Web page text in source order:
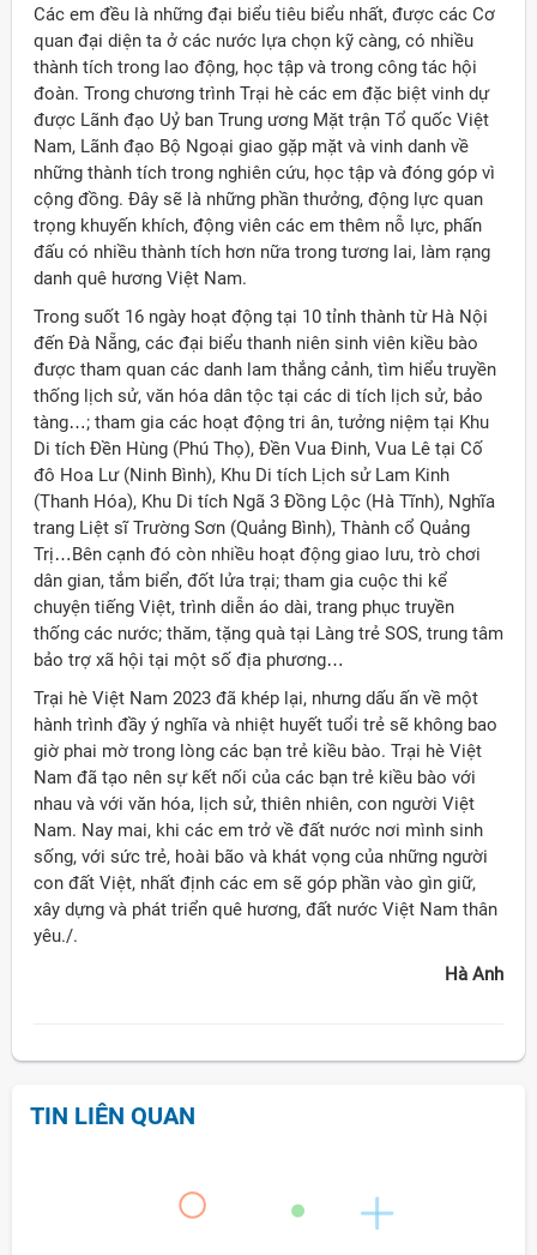
Các em đều là những đại biểu tiêu biểu nhất, được các Cơ
quan đại diện ta ở các nước lựa chọn kỹ càng, có nhiều
thành tích trong lao động, học tập và trong công tác hội
đoàn. Trong chương trình Trại hè các em đặc biệt vinh dự
được Lãnh đạo Uỷ ban Trung ương Mặt trận Tổ quốc Việt
Nam, Lãnh đạo Bộ Ngoại giao gặp mặt và vinh danh về
những thành tích trong nghiên cứu, học tập và đóng góp vì
cộng đồng. Đây sẽ là những phần thưởng, động lực quan
trọng khuyến khích, động viên các em thêm nỗ lực, phấn
đấu có nhiều thành tích hơn nữa trong tương lai, làm rạng
danh quê hương Việt Nam.
Trong suốt 16 ngày hoạt động tại 10 tỉnh thành từ Hà Nội
đến Đà Nẵng, các đại biểu thanh niên sinh viên kiều bào
được tham quan các danh lam thắng cảnh, tìm hiểu truyền
thống lịch sử, văn hóa dân tộc tại các di tích lịch sử, bảo
tàng…; tham gia các hoạt động tri ân, tưởng niệm tại Khu
Di tích Đền Hùng (Phú Thọ), Đền Vua Đinh, Vua Lê tại Cố
đô Hoa Lư (Ninh Bình), Khu Di tích Lịch sử Lam Kinh
(Thanh Hóa), Khu Di tích Ngã 3 Đồng Lộc (Hà Tĩnh), Nghĩa
trang Liệt sĩ Trường Sơn (Quảng Bình), Thành cổ Quảng
Trị…Bên cạnh đó còn nhiều hoạt động giao lưu, trò chơi
dân gian, tắm biển, đốt lửa trại; tham gia cuộc thi kể
chuyện tiếng Việt, trình diễn áo dài, trang phục truyền
thống các nước; thăm, tặng quà tại Làng trẻ SOS, trung tâm
bảo trợ xã hội tại một số địa phương…
Trại hè Việt Nam 2023 đã khép lại, nhưng dấu ấn về một
hành trình đầy ý nghĩa và nhiệt huyết tuổi trẻ sẽ không bao
giờ phai mờ trong lòng các bạn trẻ kiều bào. Trại hè Việt
Nam đã tạo nên sự kết nối của các bạn trẻ kiều bào với
nhau và với văn hóa, lịch sử, thiên nhiên, con người Việt
Nam. Nay mai, khi các em trở về đất nước nơi mình sinh
sống, với sức trẻ, hoài bão và khát vọng của những người
con đất Việt, nhất định các em sẽ góp phần vào gìn giữ,
xây dựng và phát triển quê hương, đất nước Việt Nam thân
yêu./.
Hà Anh
TIN LIÊN QUAN